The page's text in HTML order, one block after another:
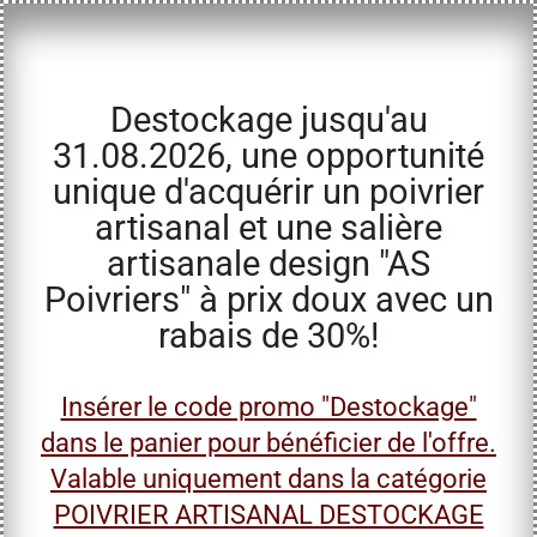
Destockage jusqu'au
31.08.2026, une opportunité
unique d'acquérir un poivrier
artisanal et une salière
artisanale design "AS
Poivriers" à prix doux avec un
rabais de 30%!
Insérer le code promo "Destockage"
dans le panier pour bénéficier de l'offre.
Valable uniquement dans la catégorie
POIVRIER ARTISANAL DESTOCKAGE